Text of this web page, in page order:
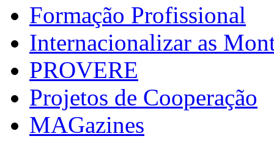
Formação Profissional
Internacionalizar as
PROVERE
Projetos de Cooperação
MAGazines